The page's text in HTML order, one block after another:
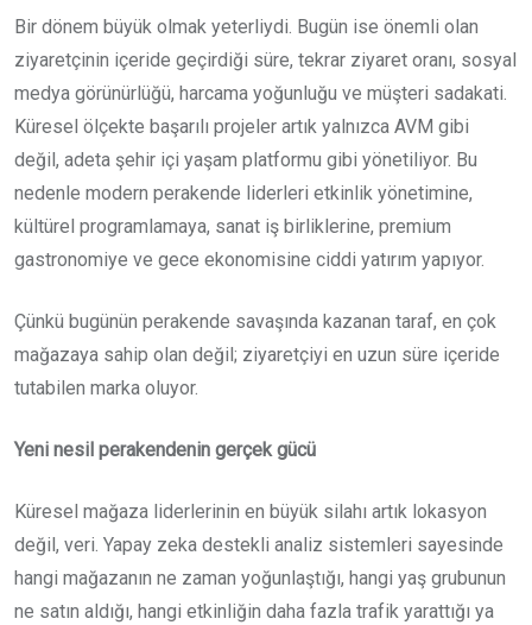
Bir dönem büyük olmak yeterliydi. Bugün ise önemli olan
ziyaretçinin içeride geçirdiği süre, tekrar ziyaret oranı, sosyal
medya görünürlüğü, harcama yoğunluğu ve müşteri sadakati.
Küresel ölçekte başarılı projeler artık yalnızca AVM gibi
değil, adeta şehir içi yaşam platformu gibi yönetiliyor. Bu
nedenle modern perakende liderleri etkinlik yönetimine,
kültürel programlamaya, sanat iş birliklerine, premium
gastronomiye ve gece ekonomisine ciddi yatırım yapıyor.
Çünkü bugünün perakende savaşında kazanan taraf, en çok
mağazaya sahip olan değil; ziyaretçiyi en uzun süre içeride
tutabilen marka oluyor.
Yeni nesil perakendenin gerçek gücü
Küresel mağaza liderlerinin en büyük silahı artık lokasyon
değil, veri. Yapay zeka destekli analiz sistemleri sayesinde
hangi mağazanın ne zaman yoğunlaştığı, hangi yaş grubunun
ne satın aldığı, hangi etkinliğin daha fazla trafik yarattığı ya